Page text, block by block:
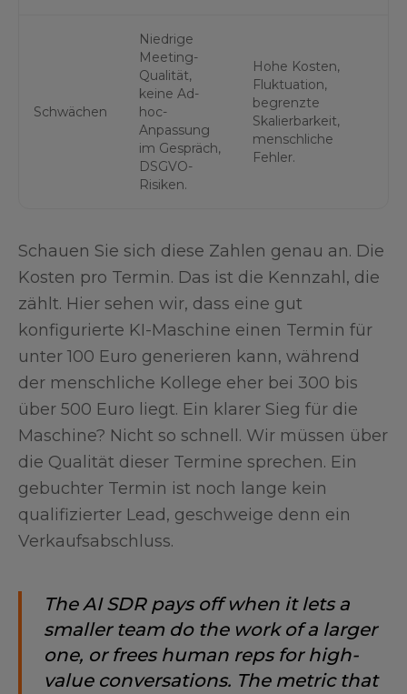
Schwächen
Niedrige
Meeting-
Qualität,
keine Ad-
hoc-
Anpassung
im Gespräch,
DSGVO-
Risiken.
Hohe Kosten,
Fluktuation,
begrenzte
Skalierbarkeit,
menschliche
Fehler.
Schauen Sie sich diese Zahlen genau an. Die
Kosten pro Termin. Das ist die Kennzahl, die
zählt. Hier sehen wir, dass eine gut
konfigurierte KI-Maschine einen Termin für
unter 100 Euro generieren kann, während
der menschliche Kollege eher bei 300 bis
über 500 Euro liegt. Ein klarer Sieg für die
Maschine? Nicht so schnell. Wir müssen über
die Qualität dieser Termine sprechen. Ein
gebuchter Termin ist noch lange kein
qualifizierter Lead, geschweige denn ein
Verkaufsabschluss.
The AI SDR pays off when it lets a
smaller team do the work of a larger
one, or frees human reps for high-
value conversations. The metric that